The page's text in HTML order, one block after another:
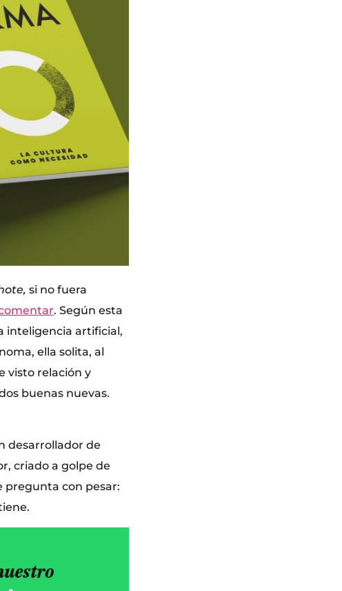
si no fuera
. Según esta
inteligencia artificial,
ella solita, al
visto relación y
buenas nuevas.
desarrollador de
criado a golpe de
pregunta con pesar: